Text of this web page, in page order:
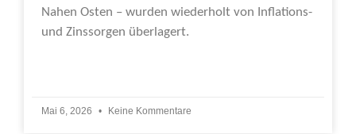
Nahen Osten – wurden wiederholt von Inflations-
und Zinssorgen überlagert.
Mai 6, 2026 Keine Kommentare